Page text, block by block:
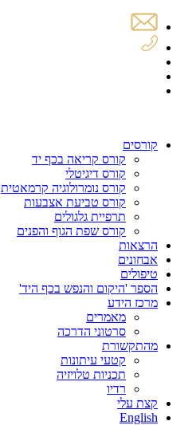
קורסים
קורס קריאה בכף יד
קורס דיגיטלי
קורס נומרולוגיה קרמאטית
קורס טביעת אצבעות
תרפיית גלגולים
קורס שפת הגוף והפנים
הרצאות
אבחונים
טיפולים
הספר 'היקום והנפש בכף היד'
מרכז הידע
מאמרים
סרטוני הדרכה
מהתקשורת
קטעי עיתונות
תכניות טלויזיה
רדיו
קצת עלי
English